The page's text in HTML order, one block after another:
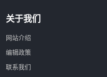
关于我们
网站介绍
编辑政策
联系我们